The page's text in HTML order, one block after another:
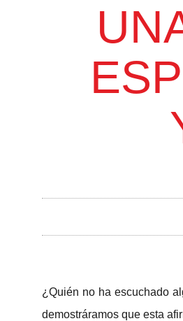
¿Quién no ha escuchado
demostráramos que esta